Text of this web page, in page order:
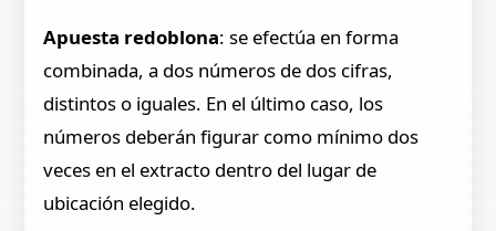
Apuesta redoblona: se efectúa en forma
combinada, a dos números de dos cifras,
distintos o iguales. En el último caso, los
números deberán figurar como mínimo dos
veces en el extracto dentro del lugar de
ubicación elegido.